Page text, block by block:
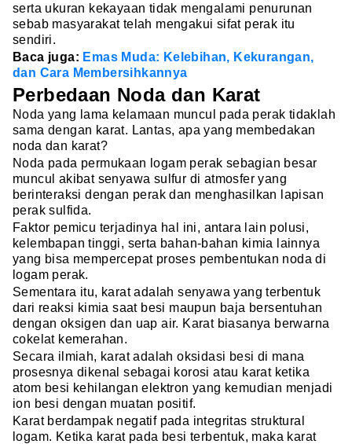
serta ukuran kekayaan tidak mengalami penurunan
sebab masyarakat telah mengakui sifat perak itu
sendiri.
Baca juga: Emas Muda: Kelebihan, Kekurangan,
dan Cara Membersihkannya
Perbedaan Noda dan Karat
Noda yang lama kelamaan muncul pada perak tidaklah
sama dengan karat. Lantas, apa yang membedakan
noda dan karat?
Noda pada permukaan logam perak sebagian besar
muncul akibat senyawa sulfur di atmosfer yang
berinteraksi dengan perak dan menghasilkan lapisan
perak sulfida.
Faktor pemicu terjadinya hal ini, antara lain polusi,
kelembapan tinggi, serta bahan-bahan kimia lainnya
yang bisa mempercepat proses pembentukan noda di
logam perak.
Sementara itu, karat adalah senyawa yang terbentuk
dari reaksi kimia saat besi maupun baja bersentuhan
dengan oksigen dan uap air. Karat biasanya berwarna
cokelat kemerahan.
Secara ilmiah, karat adalah oksidasi besi di mana
prosesnya dikenal sebagai korosi atau karat ketika
atom besi kehilangan elektron yang kemudian menjadi
ion besi dengan muatan positif.
Karat berdampak negatif pada integritas struktural
logam. Ketika karat pada besi terbentuk, maka karat